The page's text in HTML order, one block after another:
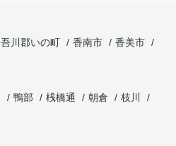
吾川郡いの町 香南市
香美市
鴨部 桟橋通 朝倉
枝川